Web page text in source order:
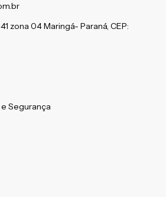
zona 04 Maringá- Paraná, CEP:
Segurança